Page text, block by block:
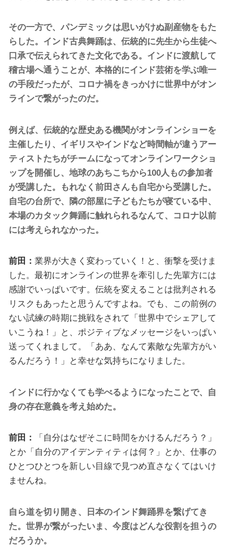
その一方で、パンデミックは思いがけぬ副産物をもた
らした。 インド古典舞踊は、伝統的に先生から生徒へ
口承で伝えられてきた文化である。インドに渡航して
稽古場へ通うことが、本格的にインド芸術を学ぶ唯一
の手段だったが、コロナ禍をきっかけに世界中がオン
ラインで繋がったのだ。
例えば、伝統的な歴史ある機関がオンラインショーを
主催したり、イギリスやインドなど時間軸が違うアー
ティストたちがチームになってオンラインワークショ
ップを開催し、地球のあちこちから100人もの参加者
が受講した。もれなく前田さんも自宅から受講した。
自宅の台所で、隣の部屋に子どもたちが寝ている中、
本場のカタック舞踊に触れられるなんて、コロナ以前
には考えられなかった。
前田： 業界が大きく変わっていく！と、衝撃を受けま
した。最初にオンラインの世界を牽引した先輩方には
感謝でいっぱいです。伝統を変えることは批判される
リスクもあったと思うんですよね。でも、この前例の
ない試練の時期に挑戦をされて「世界中でシェアして
いこうね！」と、ポジティブなメッセージをいっぱい
送ってくれまして。「ああ、なんて素敵な先輩方がい
るんだろう！」と幸せな気持ちになりました。
インドに行かなくても学べるようになったことで、自
身の存在意義を考え始めた。
前田：
「自分はなぜそこに時間をかけるんだろう？」
とか「自分のアイデンティティは何？」とか、仕事の
ひとつひとつを新しい目線で見つめ直さなくてはいけ
ませんね。
自ら道を切り開き、日本のインド舞踊界を繋げてき
た。世界が繋がったいま、今度はどんな役割を担うの
だろうか。